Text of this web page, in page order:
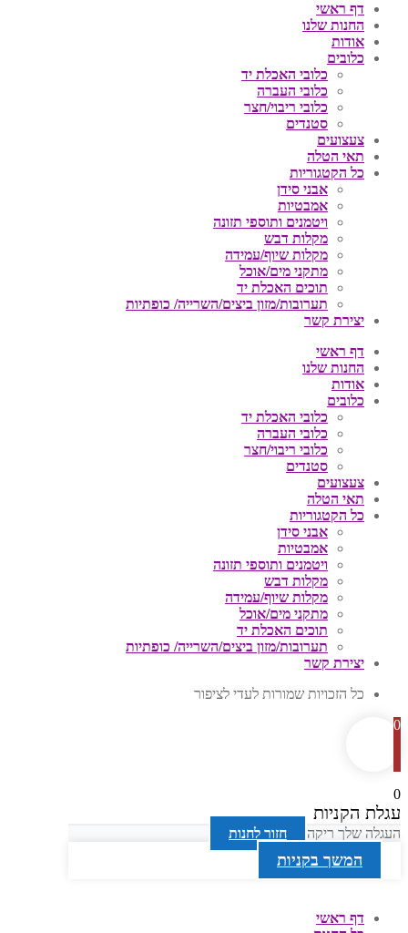
דף ראשי
החנות שלנו
אודות
כלובים
כלובי האכלת יד
כלובי העברה
כלובי ריבוי/חצר
סטנדים
צעצועים
תאי הטלה
כל הקטגוריות
אבני סידן
אמבטיות
ויטמנים ותוספי תזונה
מקלות דבש
מקלות שיוף/עמידה
מתקני מים/אוכל
תוכים האכלת יד
תערובות/מזון ביצים/השרייה/ כופתיות
יצירת קשר
דף ראשי
החנות שלנו
אודות
כלובים
כלובי האכלת יד
כלובי העברה
כלובי ריבוי/חצר
סטנדים
צעצועים
תאי הטלה
כל הקטגוריות
אבני סידן
אמבטיות
ויטמנים ותוספי תזונה
מקלות דבש
מקלות שיוף/עמידה
מתקני מים/אוכל
תוכים האכלת יד
תערובות/מזון ביצים/השרייה/ כופתיות
יצירת קשר
כל הזכויות שמורות לעדי לציפור
0
0
עגלת הקניות
העגלה שלך ריקה חזור לחנות
המשך בקניות
דף ראשי